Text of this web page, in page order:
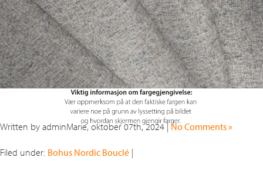
Written by adminMarie, oktober 07th, 2024 |No Comments »
Filed under: Bohus Nordic Bouclé |